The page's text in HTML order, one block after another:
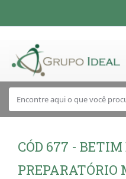
CÓD 677 - BETIM
PREPARATÓRIO